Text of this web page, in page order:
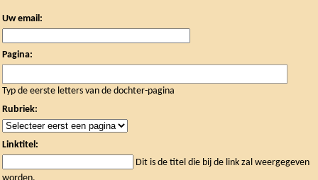
Uw email:
Pagina:
Typ de eerste letters van de dochter-pagina
Rubriek:
Linktitel:
Dit is de titel die bij de link zal weergegeven